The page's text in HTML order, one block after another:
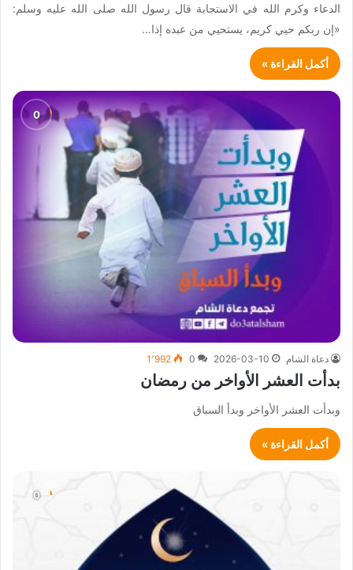
الدعاء وكرم الله في الاستجابة قال رسول الله صلى الله عليه وسلم:
«إن ربكم حيي كريم، يستحيي من عبده إذا…
أكمل القراءة »
دعاة الشام 2026-03-10
0 1٬992
بدأت العشر الأواخر من رمضان
وبدأت العشر الأواخر وبدأ السباق
أكمل القراءة »